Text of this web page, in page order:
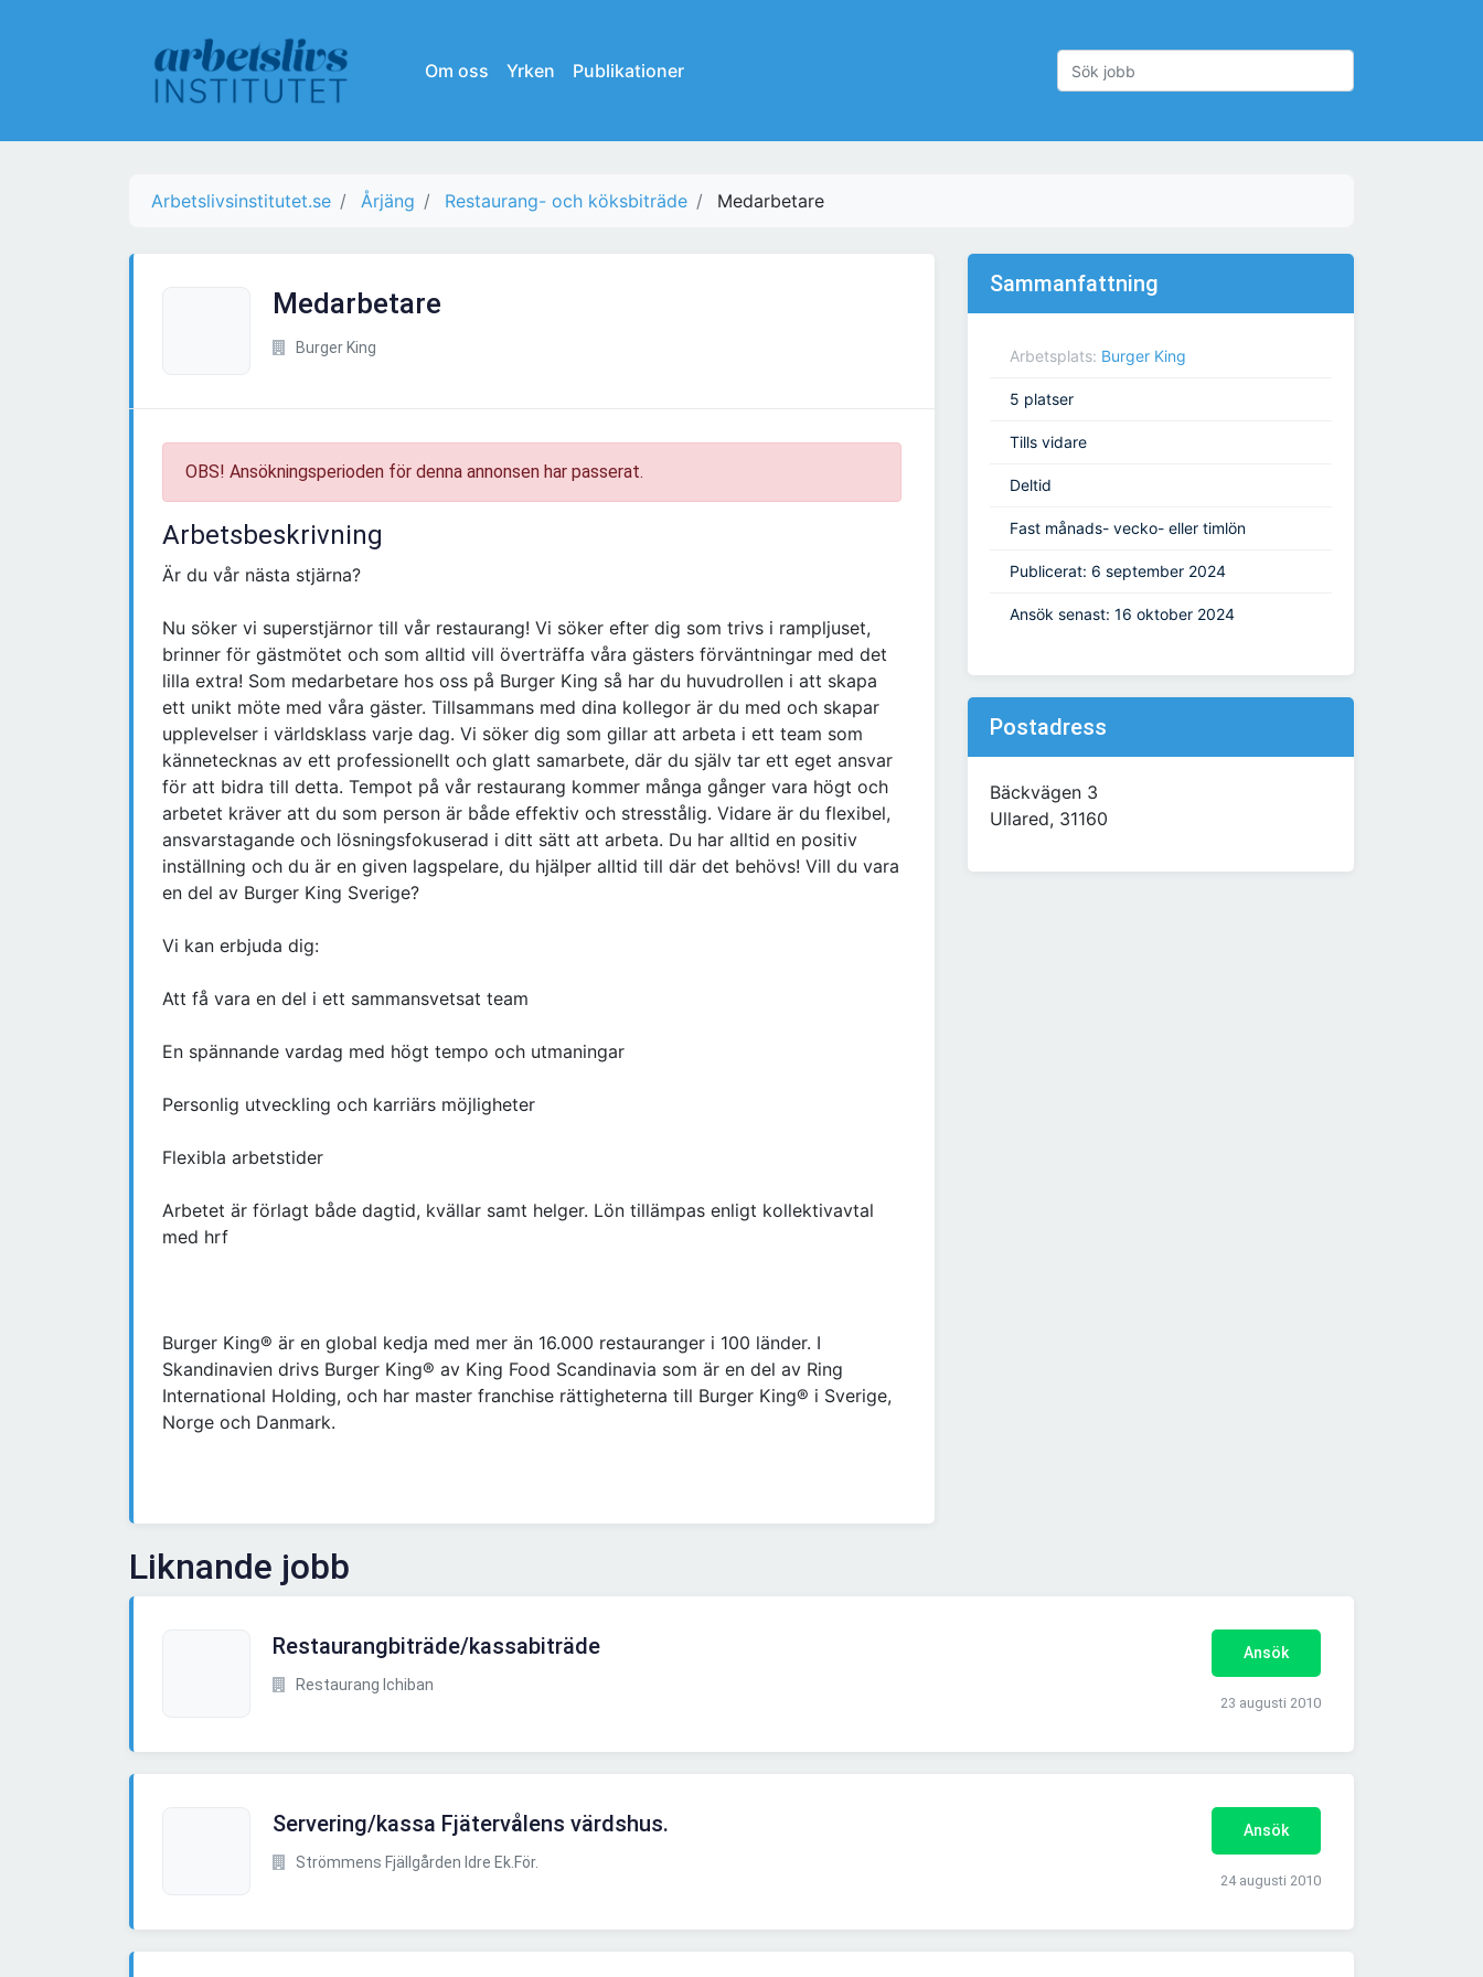
Om oss Yrken Publikationer
Arbetslivsinstitutet.se Årjäng Restaurang- och köksbiträde Medarbetare
Medarbetare
Burger King
OBS! Ansökningsperioden för denna annonsen har passerat.
Arbetsbeskrivning
Är du vår nästa stjärna?
Nu söker vi superstjärnor till vår restaurang! Vi söker efter dig som trivs i rampljuset,
brinner för gästmötet och som alltid vill överträffa våra gästers förväntningar med det
lilla extra! Som medarbetare hos oss på Burger King så har du huvudrollen i att skapa
ett unikt möte med våra gäster. Tillsammans med dina kollegor är du med och skapar
upplevelser i världsklass varje dag. Vi söker dig som gillar att arbeta i ett team som
kännetecknas av ett professionellt och glatt samarbete, där du själv tar ett eget ansvar
för att bidra till detta. Tempot på vår restaurang kommer många gånger vara högt och
arbetet kräver att du som person är både effektiv och stresstålig. Vidare är du flexibel,
ansvarstagande och lösningsfokuserad i ditt sätt att arbeta. Du har alltid en positiv
inställning och du är en given lagspelare, du hjälper alltid till där det behövs! Vill du vara
en del av Burger King Sverige?
Vi kan erbjuda dig:
Att få vara en del i ett sammansvetsat team
En spännande vardag med högt tempo och utmaningar
Personlig utveckling och karriärs möjligheter
Flexibla arbetstider
Arbetet är förlagt både dagtid, kvällar samt helger. Lön tillämpas enligt kollektivavtal
med hrf
Burger King® är en global kedja med mer än 16.000 restauranger i 100 länder. I
Skandinavien drivs Burger King® av King Food Scandinavia som är en del av Ring
International Holding, och har master franchise rättigheterna till Burger King® i Sverige,
Norge och Danmark.
Sammanfattning
Arbetsplats: Burger King
5 platser
Tills vidare
Deltid
Fast månads- vecko- eller timlön
Publicerat: 6 september 2024
Ansök senast: 16 oktober 2024
Postadress
Bäckvägen 3
Ullared, 31160
Liknande jobb
Restaurangbiträde/kassabiträde
Restaurang Ichiban
Ansök
23 augusti 2010
Servering/kassa Fjätervålens värdshus.
Strömmens Fjällgården Idre Ek.För.
Ansök
24 augusti 2010